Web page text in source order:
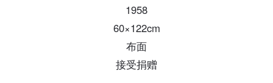
1958
60×122cm
布面
接受捐赠